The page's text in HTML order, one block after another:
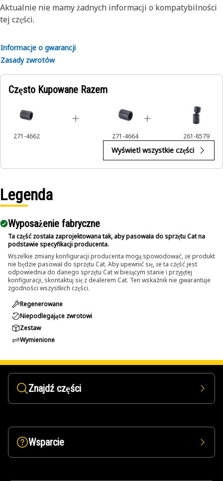
Aktualnie nie mamy żadnych informacji o kompatybilności
tej części.
Informacje o gwarancji
Zasady zwrotów
Często Kupowane Razem
271-4662 271-4664 261-8579
Wyświetl wszystkie części
Legenda
Wyposażenie fabryczne
Ta część została zaprojektowana tak, aby pasowała do sprzętu Cat na
podstawie specyfikacji producenta.
Wszelkie zmiany konfiguracji producenta mogą spowodować, że produkt
nie będzie pasował do sprzętu Cat. Aby upewnić się, że ta część jest
odpowiednia do danego sprzętu Cat w bieżącym stanie i przyjętej
konfiguracji, skontaktuj się z dealerem Cat. Ten wskaźnik nie gwarantuje
zgodności wszystkich części.
Regenerowane
Niepodlegające zwrotowi
Zestaw
Wymienione
Znajdź części
Wsparcie